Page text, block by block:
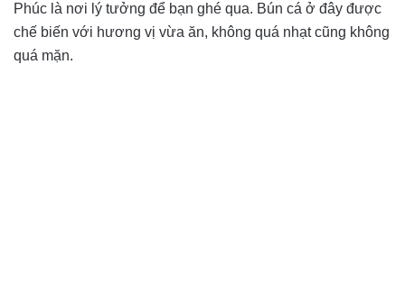
Phúc là nơi lý tưởng để bạn ghé qua. Bún cá ở đây được
chế biến với hương vị vừa ăn, không quá nhạt cũng không
quá mặn.